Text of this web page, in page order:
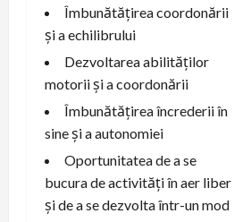
Îmbunătățirea coordonării
și a echilibrului
Dezvoltarea abilităților
motorii și a coordonării
Îmbunătățirea încrederii în
sine și a autonomiei
Oportunitatea de a se
bucura de activități în aer liber
și de a se dezvolta într-un mod